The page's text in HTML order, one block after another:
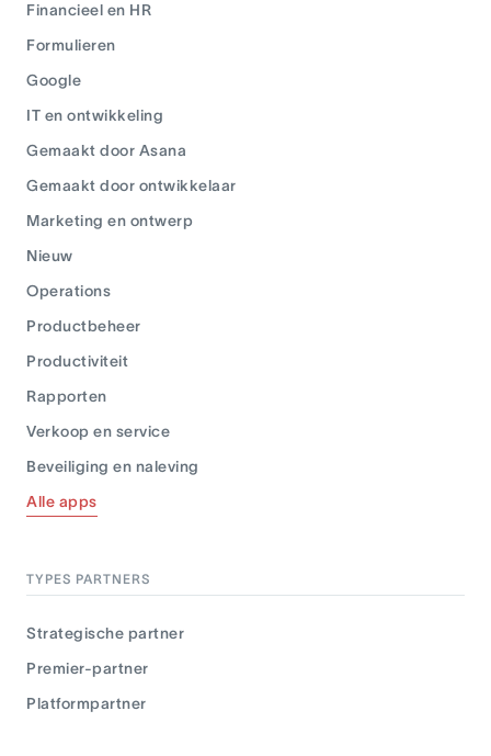
Financieel en HR
Formulieren
Google
IT en ontwikkeling
Gemaakt door Asana
Gemaakt door ontwikkelaar
Marketing en ontwerp
Nieuw
Operations
Productbeheer
Productiviteit
Rapporten
Verkoop en service
Beveiliging en naleving
Alle apps
TYPES PARTNERS
Strategische partner
Premier-partner
Platformpartner